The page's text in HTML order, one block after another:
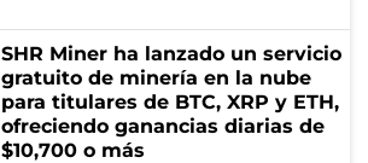
SHR Miner ha lanzado un servicio
gratuito de minería en la nube
para titulares de BTC, XRP y ETH,
ofreciendo ganancias diarias de
$10,700 o más